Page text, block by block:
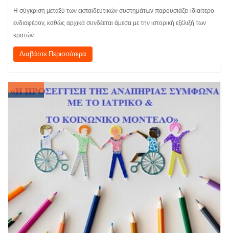
Η σύγκριση μεταξύ των εκπαιδευτικών συστημάτων παρουσιάζει ιδιαίτερο
ενδιαφέρον, καθώς αρχικά συνδέεται άμεσα με την ιστορική εξέλιξή των
κρατών.
Διαβάστε Περισσότερα